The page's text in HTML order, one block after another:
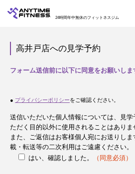
24時間年中無休のフィットネスジム
高井戸店への見学予約
フォーム送信前に以下に同意をお願いしま
● プライバシーポリシーをご確認ください。
送信いただいた個人情報については、見
ただく目的以外に使用されることはありま
また、ご返信はお客様個人宛にお送りし
載・転送等の二次利用はご遠慮ください。
はい、確認しました。
（同意必須）